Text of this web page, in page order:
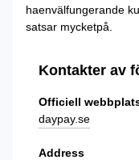
haenvälfungerande
satsar mycketpå.
Kontakter av
Officiell
daypay.se
Address